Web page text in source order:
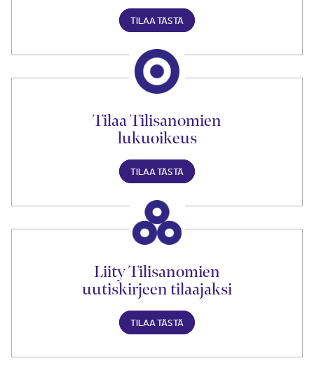
TILAA TÄSTÄ
Tilaa Tilisanomien
lukuoikeus
TILAA TÄSTÄ
Liity Tilisanomien
uutiskirjeen tilaajaksi
TILAA TÄSTÄ